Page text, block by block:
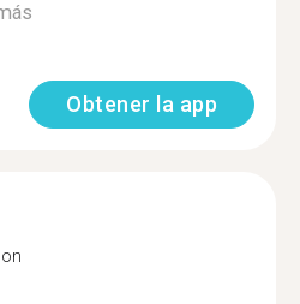
Obtener la app